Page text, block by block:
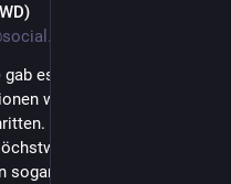
es wieder einen
wurde ein Höchstwert
An zahlreichen
für den Monat Juli
einen